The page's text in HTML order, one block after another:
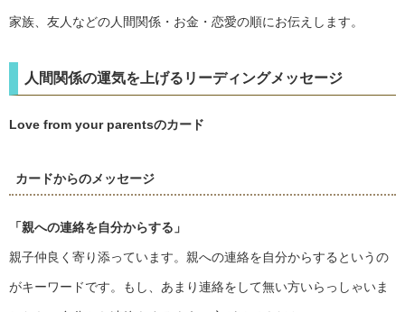
家族、友人などの人間関係・お金・恋愛の順にお伝えします。
人間関係の運気を上げるリーディングメッセージ
Love from your parentsのカード
カードからのメッセージ
「親への連絡を自分からする」
親子仲良く寄り添っています。親への連絡を自分からするというの
がキーワードです。もし、あまり連絡をして無い方いらっしゃいま